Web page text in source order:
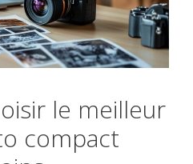
le meilleur
compact